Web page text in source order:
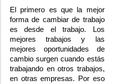
El primero es que la mejor
forma de cambiar de trabajo
es desde el trabajo. Los
mejores trabajos y las
mejores oportunidades de
cambio surgen cuando estás
trabajando en otros trabajos,
en otras empresas. Por eso